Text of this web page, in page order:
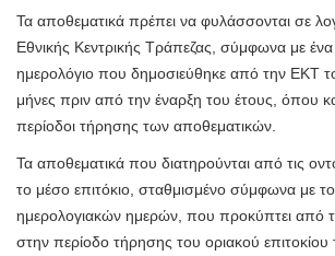
Τα αποθεματικά πρέπει να φυλάσσονται σε
Εθνικής Κεντρικής Τράπεζας, σύμφωνα με
ημερολόγιο που δημοσιεύθηκε από την ΕΚΤ
μήνες πριν από την έναρξη του έτους, όπου
περίοδοι τήρησης των αποθεματικών.
Τα αποθεματικά που διατηρούνται από τις
το μέσο επιτόκιο, σταθμισμένο σύμφωνα με
ημερολογιακών ημερών, που προκύπτει από
στην περίοδο τήρησης του οριακού